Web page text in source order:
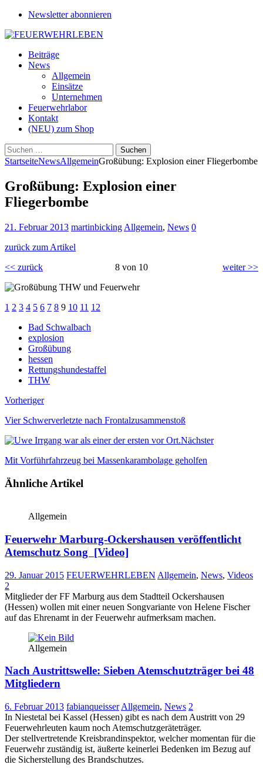
Newsletter abonnieren
Beiträge
News
Allgemein
Einsätze
Unternehmen
Feuerwehrlabor
Kontakt
(NEU) zum Shop
Suchen
nach:
StartseiteNewsAllgemeinGroßübung: Explosion einer Fliegerbombe
Großübung: Explosion einer
Fliegerbombe
21. Februar 2013 martinbicking Allgemein, News 0
zurück zum Artikel
<< zurück
8 von 10 weiter >>
1 2 3 4 5 6 7 8 9 10 11 12
Bad Schwalbach
explosion
Großübung
hessen
Rettungshundestaffel
THW
Vorheriger
Vier Schwerverletzte nach Frontalzusammenstoß
Nächster
Mit Vorführfahrzeug bei Massenkarambolage geholfen
Ähnliche Artikel
Allgemein
Feuerwehr Marburg-Ockershausen veröffentlicht
Atemschutz Song [Video]
29. Januar 2015 FEUERWEHRLEBEN Allgemein, News, Videos
2
Mitglieder der FF Marburg aus dem Stadtteil Ockershausen
(Hessen) wollen mit einer neuen Songvariante von Helene Fischer
auf das Ehrenamt in der Feuerwehr aufmerksam machen.
Allgemein
Nach Austrittswelle: Sieben Atemschutzträger bei 48
Mitgliedern
6. Februar 2013 fabianqueisser Allgemein, News 2
In Niestetal bei Kassel (Hessen) gibt es nach dem Austritt von 29
Feuerwehrleuten kaum noch Atemschutzgeräteträger.
Der stellvertretende Kreisbrandinspektor, welcher momentan für die
Feuerwehr zuständig ist, äußerte keinerlei Bedenken im Bezug auf
die Sicherstellung des Brandschutzes.